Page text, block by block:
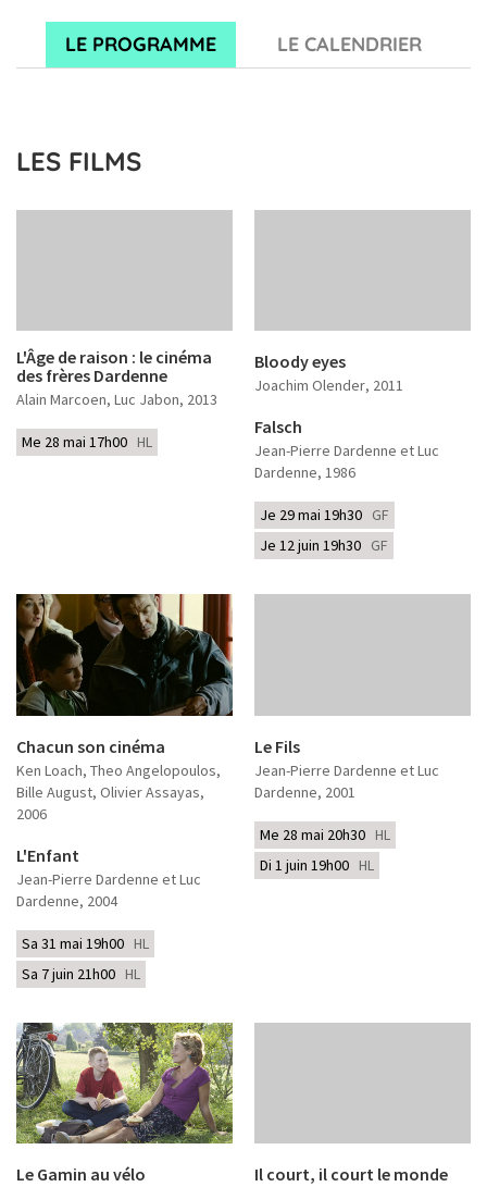
LE PROGRAMME LE CALENDRIER
LES FILMS
L'Âge de raison : le cinéma
des frères Dardenne
Alain Marcoen, Luc Jabon, 2013
Me 28 mai 17h00 HL
Bloody eyes
Joachim Olender, 2011
Falsch
Jean-Pierre Dardenne et Luc
Dardenne, 1986
Je 29 mai 19h30 GF
Je 12 juin 19h30 GF
Chacun son cinéma
Ken Loach, Theo Angelopoulos,
Bille August, Olivier Assayas,
2006
L'Enfant
Jean-Pierre Dardenne et Luc
Dardenne, 2004
Sa 31 mai 19h00 HL
Sa 7 juin 21h00 HL
Le Fils
Jean-Pierre Dardenne et Luc
Dardenne, 2001
Me 28 mai 20h30 HL
Di 1 juin 19h00 HL
Le Gamin au vélo Il court, il court le monde